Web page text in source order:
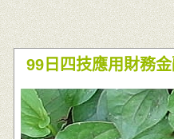
99日四技應用財務